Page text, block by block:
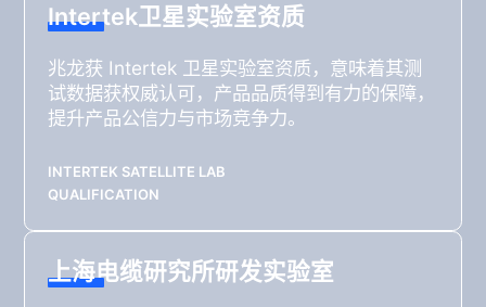
Intertek卫星实验室资质
兆龙获 Intertek 卫星实验室资质，意味着其测
试数据获权威认可，产品品质得到有力的保障，
提升产品公信力与市场竞争力。
INTERTEK SATELLITE LAB
QUALIFICATION
上海电缆研究所研发实验室